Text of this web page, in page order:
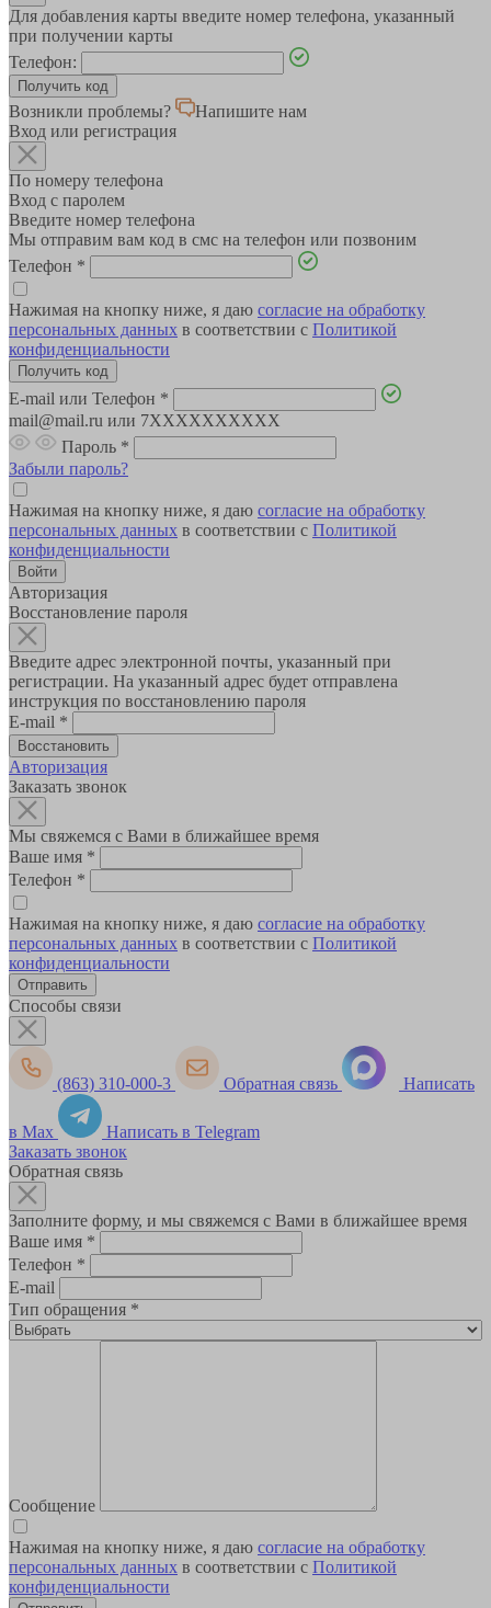
Для добавления карты введите номер телефона, указанный
при получении карты
Телефон:
Возникли проблемы?
Напишите нам
Вход или регистрация
По номеру телефона
Вход с паролем
Введите номер телефона
Мы отправим вам код в смс на телефон или позвоним
Телефон *
Нажимая на кнопку ниже, я даю согласие на обработку
персональных данных в соответствии с Политикой
конфиденциальности
E-mail или Телефон *
mail@mail.ru или 7XXXXXXXXXX
Пароль *
Забыли пароль?
Нажимая на кнопку ниже, я даю согласие на обработку
персональных данных в соответствии с Политикой
конфиденциальности
Авторизация
Восстановление пароля
Введите адрес электронной почты, указанный при
регистрации. На указанный адрес будет отправлена
инструкция по восстановлению пароля
E-mail *
Авторизация
Заказать звонок
Мы свяжемся с Вами в ближайшее время
Ваше имя *
Телефон *
Нажимая на кнопку ниже, я даю согласие на обработку
персональных данных в соответствии с Политикой
конфиденциальности
Способы связи
(863) 310-000-3 Обратная связь Написать
в Max
Написать в Telegram
Заказать звонок
Обратная связь
Заполните форму, и мы свяжемся с Вами в ближайшее время
Ваше имя *
Телефон *
E-mail
Тип обращения *
Сообщение
Нажимая на кнопку ниже, я даю согласие на обработку
персональных данных в соответствии с Политикой
конфиденциальности